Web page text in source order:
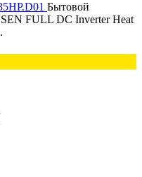
Бытовой
FULL DC Inverter Heat